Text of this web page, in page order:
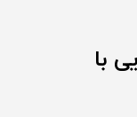
با